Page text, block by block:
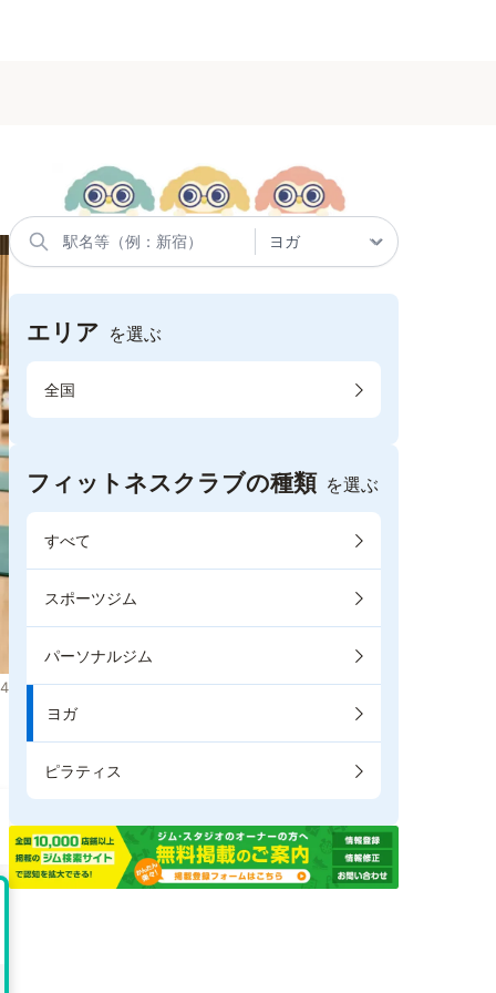
エリア を選ぶ
全国
フィットネスクラブの種類 を選ぶ
すべて
スポーツジム
パーソナルジム
ヨガ
ピラティス